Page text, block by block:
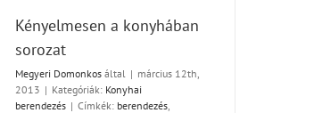
Kényelmesen a konyhában
sorozat
Megyeri Domonkos által | március 12th,
2013 | Kategóriák: Konyhai
berendezés | Címkék: berendezés